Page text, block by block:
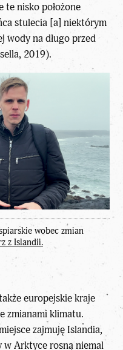
te nisko położone
stulecia [a] niektórym
wody na długo przed
2019).
wobec zmian
z Islandii.
europejskie kraje
zmianami klimatu.
zajmuję Islandia,
Arktyce rosną niemal